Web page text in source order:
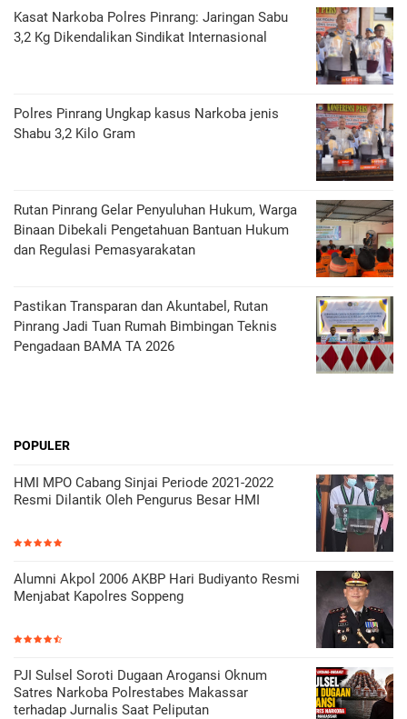
Kasat Narkoba Polres Pinrang: Jaringan Sabu
3,2 Kg Dikendalikan Sindikat Internasional
Polres Pinrang Ungkap kasus Narkoba jenis
Shabu 3,2 Kilo Gram
Rutan Pinrang Gelar Penyuluhan Hukum, Warga
Binaan Dibekali Pengetahuan Bantuan Hukum
dan Regulasi Pemasyarakatan
Pastikan Transparan dan Akuntabel, Rutan
Pinrang Jadi Tuan Rumah Bimbingan Teknis
Pengadaan BAMA TA 2026
POPULER
HMI MPO Cabang Sinjai Periode 2021-2022
Resmi Dilantik Oleh Pengurus Besar HMI
Alumni Akpol 2006 AKBP Hari Budiyanto Resmi
Menjabat Kapolres Soppeng
PJI Sulsel Soroti Dugaan Arogansi Oknum
Satres Narkoba Polrestabes Makassar
terhadap Jurnalis Saat Peliputan